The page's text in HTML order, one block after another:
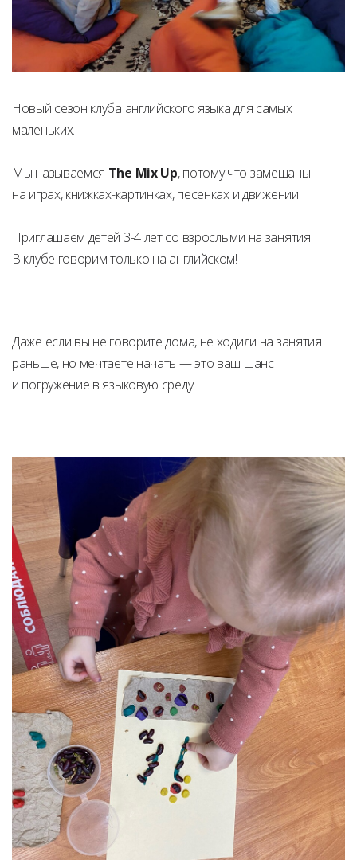
Новый сезон клуба английского языка для самых
маленьких.
Мы называемся The Mix Up, потому что замешаны
на играх, книжках-картинках, песенках и движении.
Приглашаем детей 3-4 лет со взрослыми на занятия.
В клубе говорим только на английском!
Даже если вы не говорите дома, не ходили на занятия
раньше, но мечтаете начать — это ваш шанс
и погружение в языковую среду.